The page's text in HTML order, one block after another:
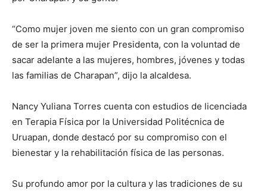
“Como mujer joven me siento con un gran compromiso
de ser la primera mujer Presidenta, con la voluntad de
sacar adelante a las mujeres, hombres, jóvenes y todas
las familias de Charapan”, dijo la alcaldesa.
Nancy Yuliana Torres cuenta con estudios de licenciada
en Terapia Física por la Universidad Politécnica de
Uruapan, donde destacó por su compromiso con el
bienestar y la rehabilitación física de las personas.
Su profundo amor por la cultura y las tradiciones de su